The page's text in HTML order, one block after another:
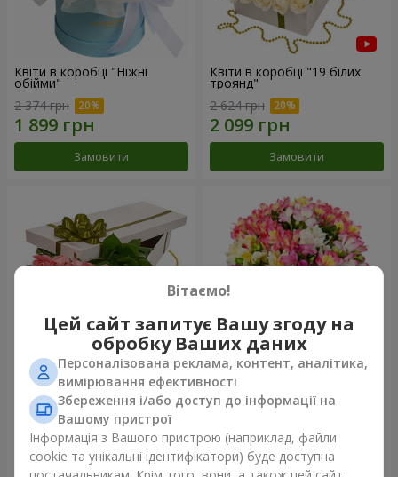
Квіти в коробці "Ніжні
обійми"
2 374 грн
Замовити
Квіти в коробці "19 білих
троянд"
2 624 грн
Замовити
Квіти в коробці "15 рожевих
троянд"
2 305 грн
Замовити
Букет "Казка для двох!"
Замовити
Вітаємо!
Цей сайт запитує Вашу згоду на
обробку Ваших даних
Персоналізована реклама, контент, аналітика,
вимірювання ефективності
Збереження і/або доступ до інформації на
Вашому пристрої
Інформація з Вашого пристрою (наприклад, файли
cookie та унікальні ідентифікатори) буде доступна